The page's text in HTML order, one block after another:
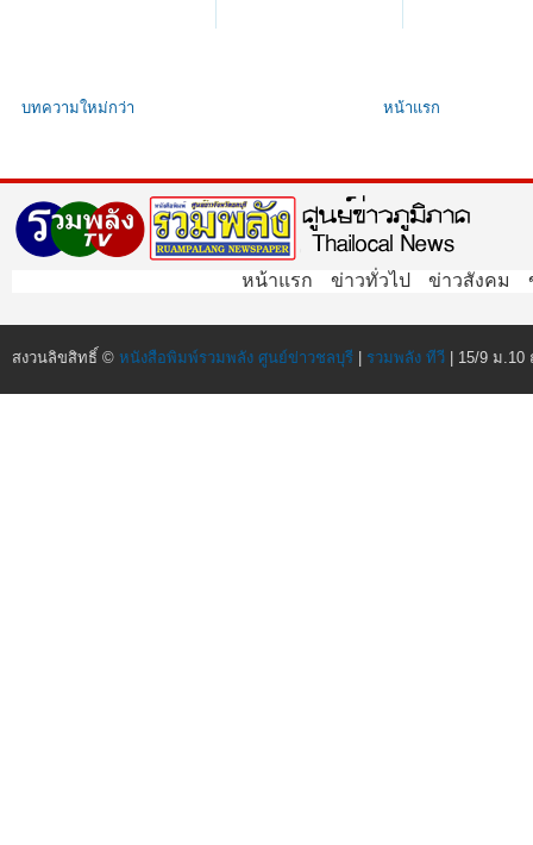
บทความใหม่กว่า หน้าแรก
หน้าแรก ข่าวทั่วไป ข่าวสังคม
สงวนลิขสิทธิ์ © หนังสือพิมพ์รวมพลัง ศูนย์ข่าวชลบุรี | รวมพลัง ทีวี | 15/9 ม.10